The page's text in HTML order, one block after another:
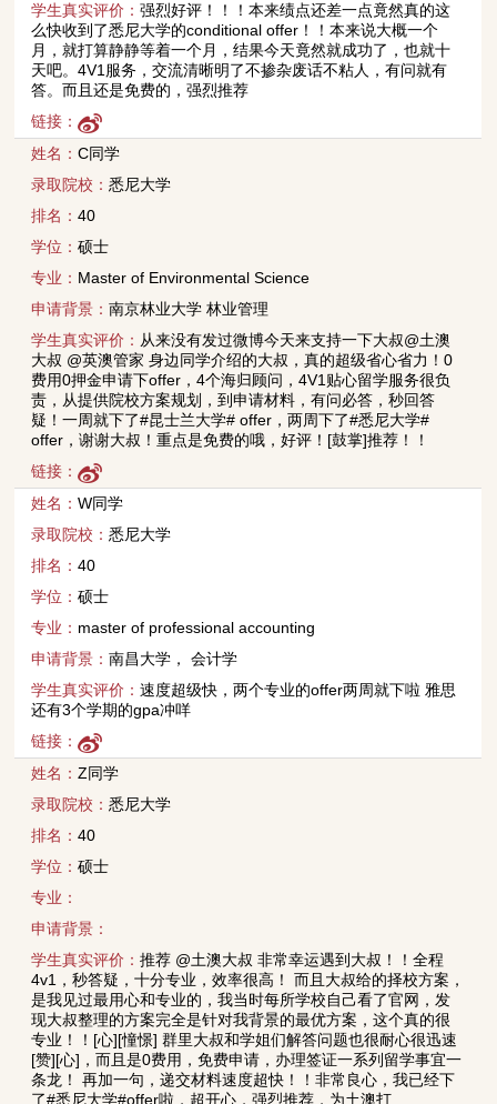
学生真实评价：强烈好评！！！本来绩点还差一点竟然真的这
么快收到了悉尼大学的conditional offer！！本来说大概一个
月，就打算静静等着一个月，结果今天竟然就成功了，也就十
天吧。4V1服务，交流清晰明了不掺杂废话不粘人，有问就有
答。而且还是免费的，强烈推荐
链接：
姓名：C同学
录取院校：悉尼大学
排名：40
学位：硕士
专业： Master of Environmental Science
申请背景：南京林业大学 林业管理
学生真实评价： 从来没有发过微博今天来支持一下大叔@土澳
大叔 @英澳管家 身边同学介绍的大叔，真的超级省心省力！0
费用0押金申请下offer，4个海归顾问，4V1贴心留学服务很负
责，从提供院校方案规划，到申请材料，有问必答，秒回答
疑！一周就下了#昆士兰大学# offer，两周下了#悉尼大学#
offer，谢谢大叔！重点是免费的哦，好评！[鼓掌]推荐！！
链接：
姓名：W同学
录取院校：悉尼大学
排名：40
学位：硕士
专业： master of professional accounting
申请背景：南昌大学， 会计学
学生真实评价：速度超级快，两个专业的offer两周就下啦 雅思
还有3个学期的gpa冲咩
链接：
姓名：Z同学
录取院校：悉尼大学
排名：40
学位：硕士
专业：
申请背景：
学生真实评价：推荐 @土澳大叔 非常幸运遇到大叔！！全程
4v1，秒答疑，十分专业，效率很高！ 而且大叔给的择校方案，
是我见过最用心和专业的，我当时每所学校自己看了官网，发
现大叔整理的方案完全是针对我背景的最优方案，这个真的很
专业！！[心][憧憬] 群里大叔和学姐们解答问题也很耐心很迅速
[赞][心]，而且是0费用，免费申请，办理签证一系列留学事宜一
条龙！ 再加一句，递交材料速度超快！！非常良心，我已经下
了#悉尼大学#offer啦，超开心，强烈推荐，为土澳打